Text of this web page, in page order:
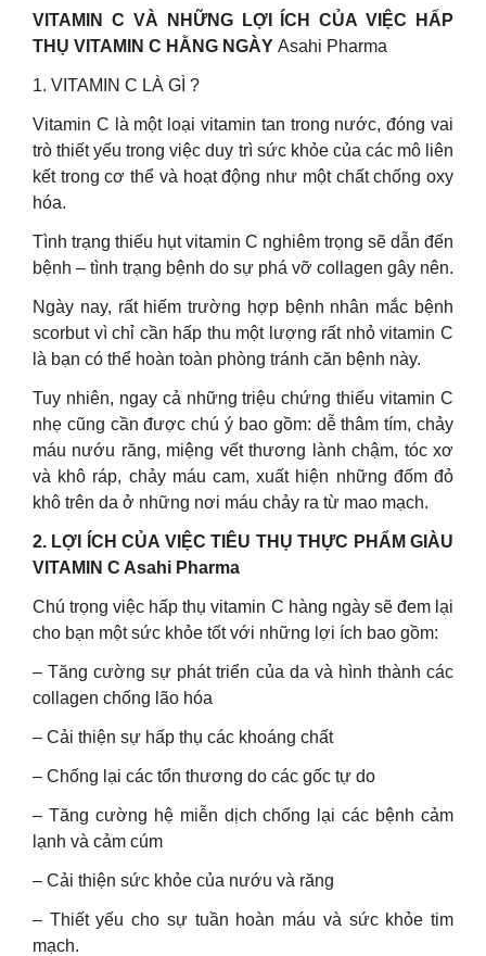
VITAMIN C VÀ NHỮNG LỢI ÍCH CỦA VIỆC HẤP
THỤ VITAMIN C HẰNG NGÀY Asahi Pharma
1. VITAMIN C LÀ GÌ ?
Vitamin C là một loại vitamin tan trong nước, đóng vai
trò thiết yếu trong việc duy trì sức khỏe của các mô liên
kết trong cơ thể và hoạt động như một chất chống oxy
hóa.
Tình trạng thiếu hụt vitamin C nghiêm trọng sẽ dẫn đến
bệnh – tình trạng bệnh do sự phá vỡ collagen gây nên.
Ngày nay, rất hiếm trường hợp bệnh nhân mắc bệnh
scorbut vì chỉ cần hấp thu một lượng rất nhỏ vitamin C
là bạn có thể hoàn toàn phòng tránh căn bệnh này.
Tuy nhiên, ngay cả những triệu chứng thiếu vitamin C
nhẹ cũng cần được chú ý bao gồm: dễ thâm tím, chảy
máu nướu răng, miệng vết thương lành chậm, tóc xơ
và khô ráp, chảy máu cam, xuất hiện những đốm đỏ
khô trên da ở những nơi máu chảy ra từ mao mạch.
2. LỢI ÍCH CỦA VIỆC TIÊU THỤ THỰC PHẨM GIÀU
VITAMIN C Asahi Pharma
Chú trọng việc hấp thụ vitamin C hàng ngày sẽ đem lại
cho bạn một sức khỏe tốt với những lợi ích bao gồm:
– Tăng cường sự phát triển của da và hình thành các
collagen chống lão hóa
– Cải thiện sự hấp thụ các khoáng chất
– Chống lại các tổn thương do các gốc tự do
– Tăng cường hệ miễn dịch chống lại các bệnh cảm
lạnh và cảm cúm
– Cải thiện sức khỏe của nướu và răng
– Thiết yếu cho sự tuần hoàn máu và sức khỏe tim
mạch.